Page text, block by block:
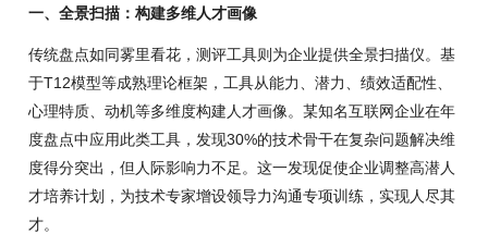
一、全景扫描：构建多维人才画像
传统盘点如同雾里看花，测评工具则为企业提供全景扫描仪。基
于T12模型等成熟理论框架，工具从能力、潜力、绩效适配性、
心理特质、动机等多维度构建人才画像。某知名互联网企业在年
度盘点中应用此类工具，发现30%的技术骨干在复杂问题解决维
度得分突出，但人际影响力不足。这一发现促使企业调整高潜人
才培养计划，为技术专家增设领导力沟通专项训练，实现人尽其
才。